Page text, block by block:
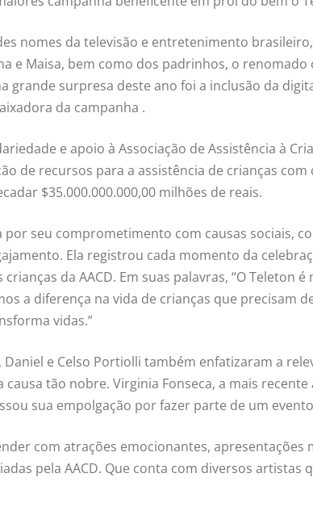
nomes da televisão e entretenimento
e Maisa, bem como dos padrinhos, o renomado
grande surpresa deste ano foi a inclusão da
da campanha .
e apoio à Associação de Assistência à
de recursos para a assistência de crianças com
$35.000.000.000,00 milhões de reais.
seu comprometimento com causas sociais,
Ela registrou cada momento da
da AACD. Em suas palavras, “O Teleton
a diferença na vida de crianças que precisam
vidas.”
Daniel e Celso Portiolli também enfatizaram a
tão nobre. Virginia Fonseca, a mais
sua empolgação por fazer parte de um
com atrações emocionantes, apresentações
pela AACD. Que conta com diversos artistas